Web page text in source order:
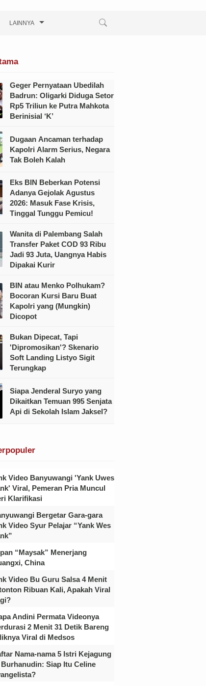
LAINNYA
Geger Pernyataan Ubedilah
Badrun: Oligarki Diduga Setor
Rp5 Triliun ke Putra Mahkota
Berinisial ‘K’
Dugaan Ancaman terhadap
Kapolri Alarm Serius, Negara
Tak Boleh Kalah
Eks BIN Beberkan Potensi
Adanya Gejolak Agustus
2026: Masuk Fase Krisis,
Tinggal Tunggu Pemicu!
Wanita di Palembang Salah
Transfer Paket COD 93 Ribu
Jadi 93 Juta, Uangnya Habis
Dipakai Kurir
BIN atau Menko Polhukam?
Bocoran Kursi Baru Buat
Kapolri yang (Mungkin)
Dicopot
Bukan Dipecat, Tapi
'Dipromosikan'? Skenario
Soft Landing Listyo Sigit
Terungkap
Siapa Jenderal Suryo yang
Dikaitkan Temuan 995 Senjata
Api di Sekolah Islam Jaksel?
Video Banyuwangi 'Yank Uwes
Viral, Pemeran Pria Muncul
Klarifikasi
Bergetar Gara-gara
Video Syur Pelajar “Yank Wes
“Maysak” Menerjang
China
Video Bu Guru Salsa 4 Menit
Ribuan Kali, Apakah Viral
Andini Permata Videonya
2 Menit 31 Detik Bareng
Viral di Medsos
Nama-nama 5 Istri Kejagung
Siap Itu Celine